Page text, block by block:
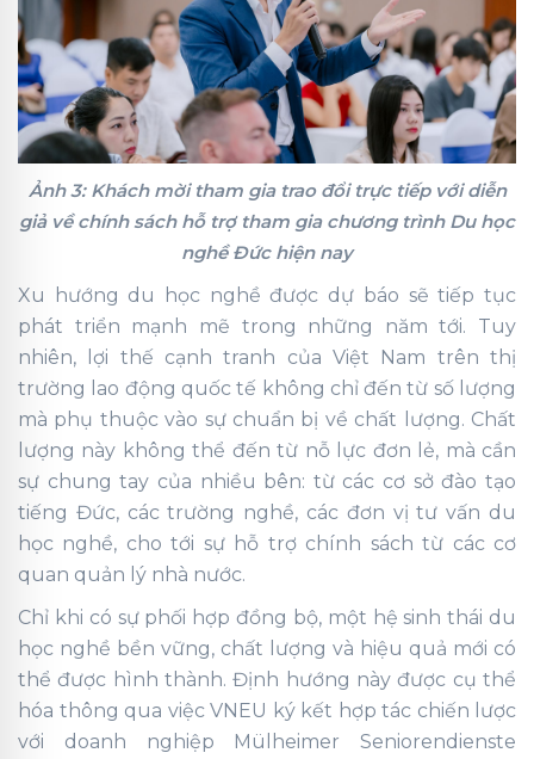
Ảnh 3: Khách mời tham gia trao đổi trực tiếp với diễn
giả về chính sách hỗ trợ tham gia chương trình Du học
nghề Đức hiện nay
Xu hướng du học nghề được dự báo sẽ tiếp tục
phát triển mạnh mẽ trong những năm tới. Tuy
nhiên, lợi thế cạnh tranh của Việt Nam trên thị
trường lao động quốc tế không chỉ đến từ số lượng
mà phụ thuộc vào sự chuẩn bị về chất lượng. Chất
lượng này không thể đến từ nỗ lực đơn lẻ, mà cần
sự chung tay của nhiều bên: từ các cơ sở đào tạo
tiếng Đức, các trường nghề, các đơn vị tư vấn du
học nghề, cho tới sự hỗ trợ chính sách từ các cơ
quan quản lý nhà nước.
Chỉ khi có sự phối hợp đồng bộ, một hệ sinh thái du
học nghề bền vững, chất lượng và hiệu quả mới có
thể được hình thành. Định hướng này được cụ thể
hóa thông qua việc VNEU ký kết hợp tác chiến lược
với doanh nghiệp Mülheimer Seniorendienste